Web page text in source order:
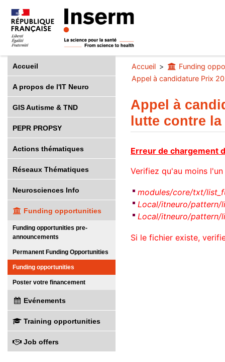
Accueil
A propos de l'IT Neuro
GIS Autisme & TND
PEPR PROPSY
Actions thématiques
Réseaux Thématiques
Neurosciences Info
Funding opportunities
Funding opportunities pre-
announcements
Permanent Funding Opportunities
Funding opportunities
Poster votre financement
Evénements
Training opportunities
Job offers
Accueil
Funding
Appel à candidature Prix
Appel à
lutte contre
Erreur de chargement
Verifiez qu'au moins
modules/core/txt/
Local/itneuro/pattern/
Local/itneuro/pattern/
Si le fichier existe,